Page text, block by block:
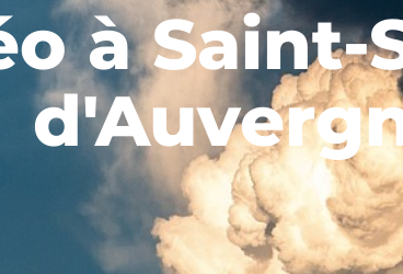
à Saint-